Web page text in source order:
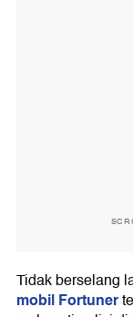
Tidak berselang
mobil Fortuner